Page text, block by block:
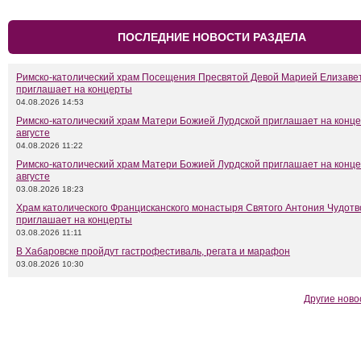
ПОСЛЕДНИЕ НОВОСТИ РАЗДЕЛА
Римско-католический храм Посещения Пресвятой Девой Марией
приглашает на концерты
04.08.2026 14:53
Римско-католический храм Матери Божией Лурдской приглашает на
августе
04.08.2026 11:22
Римско-католический храм Матери Божией Лурдской приглашает на
августе
03.08.2026 18:23
Храм католического Францисканского монастыря Святого Антония
приглашает на концерты
03.08.2026 11:11
В Хабаровске пройдут гастрофестиваль, регата и марафон
03.08.2026 10:30
Другие